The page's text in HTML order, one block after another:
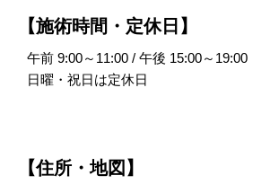
【施術時間・定休日】
午前 9:00～11:00 / 午後 15:00～19:00
日曜・祝日は定休日
【住所・地図】